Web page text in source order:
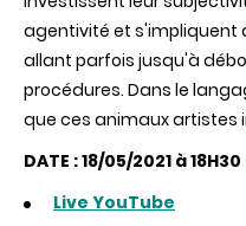
agentivité et s'impliquent
allant parfois jusqu'à
procédures. Dans le
que ces animaux artistes
DATE : 18/05/2021 à
Live YouTube